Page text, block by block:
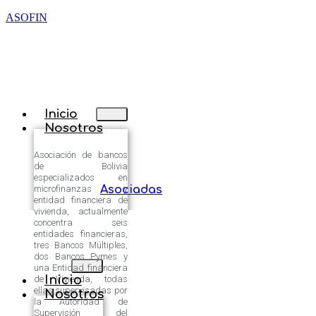
ASOFIN
Inicio
Nosotros
Asociación de bancos
de Bolivia
especializados en
microfinanzas y
entidad financiera de
vivienda, actualmente
concentra seis
entidades financieras,
tres Bancos Múltiples,
dos Bancos Pymes y
una Entidad financiera
de Vivienda, todas
ellas supervisadas por
la Autoridad de
Supervisión del
Asociadas
Inicio
Nosotros